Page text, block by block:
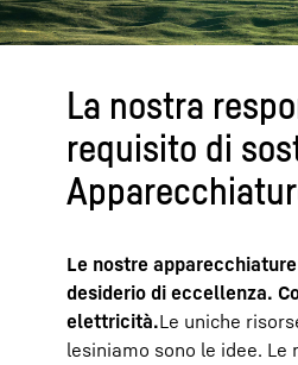
La nostra
requisito di
Le nostre
desiderio di eccellenza.
elettricità.Le uniche
lesiniamo sono le idee. Le